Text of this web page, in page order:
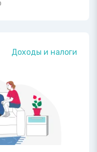
Доходы и налоги